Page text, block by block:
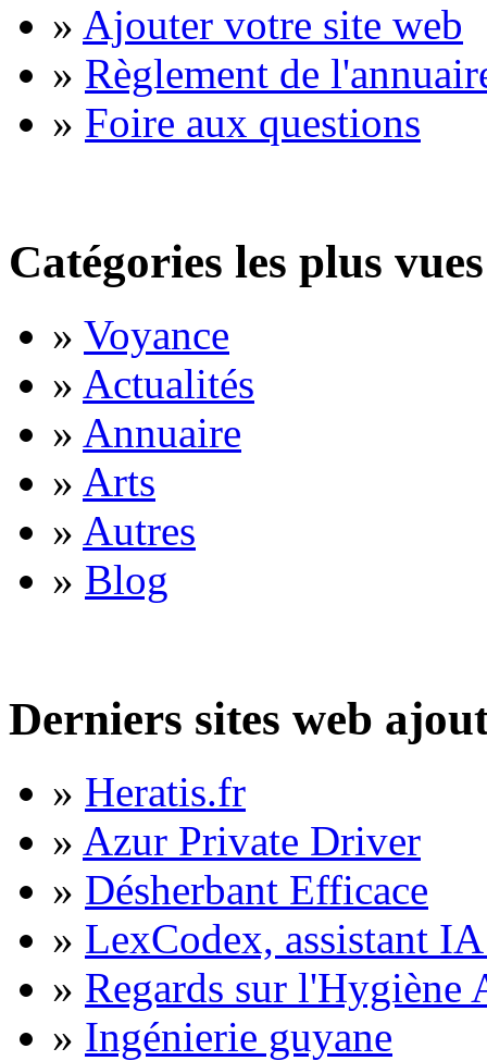
» Ajouter votre site web
» Règlement de
» Foire aux questions
Catégories les plus vues
» Voyance
» Actualités
» Annuaire
» Arts
» Autres
» Blog
Derniers sites web
» Heratis.fr
» Azur Private Driver
» Désherbant Efficace
» LexCodex, assistant
» Regards sur l'Hygiène
» Ingénierie guyane